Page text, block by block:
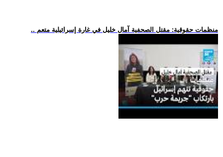
.. منظمات حقوقية: مقتل الصحفية آمال خليل في غارة إسرائيلية متعم